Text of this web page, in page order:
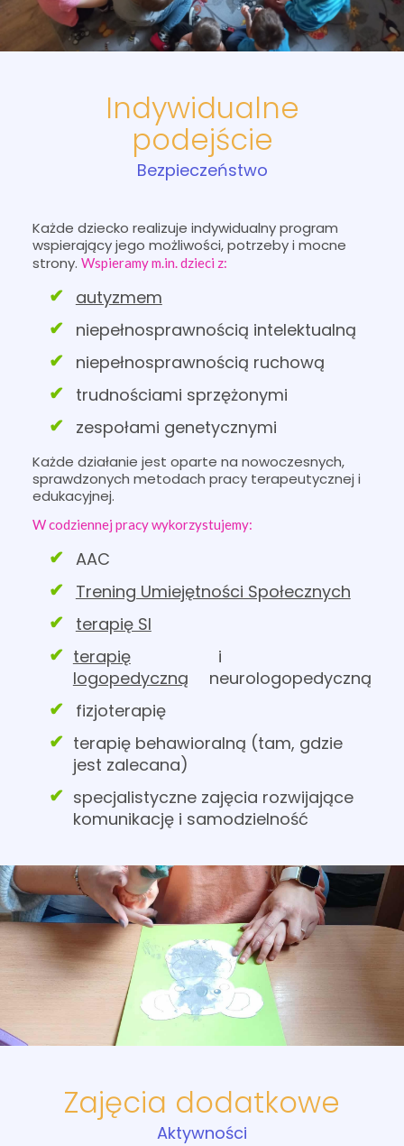
Indywidualne
podejście
Bezpieczeństwo
Każde dziecko realizuje indywidualny program
wspierający jego możliwości, potrzeby i mocne
strony. Wspieramy m.in. dzieci z:
autyzmem
niepełnosprawnością intelektualną
niepełnosprawnością ruchową
trudnościami sprzężonymi
zespołami genetycznymi
Każde działanie jest oparte na nowoczesnych,
sprawdzonych metodach pracy terapeutycznej i
edukacyjnej.
W codziennej pracy wykorzystujemy:
AAC
Trening Umiejętności Społecznych
terapię SI
terapię
logopedyczną
i
neurologopedyczną
fizjoterapię
terapię behawioralną (tam, gdzie
jest zalecana)
specjalistyczne zajęcia rozwijające
komunikację i samodzielność
Zajęcia dodatkowe
Aktywności